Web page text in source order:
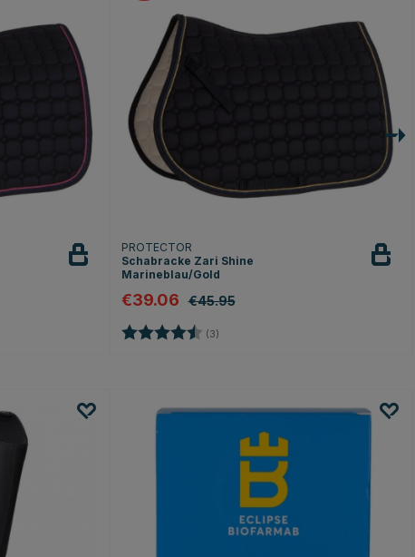
PROTECTOR
Schabracke Zari Shine
Marineblau/Gold
€39.06 €45.95
Bewertung: (3)